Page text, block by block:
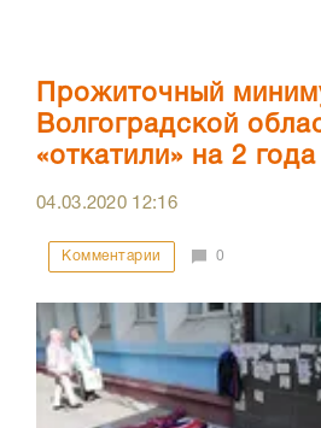
Прожиточный
Волгоградской
«откатили» на 2
04.03.2020 12:16
Комментарии 0